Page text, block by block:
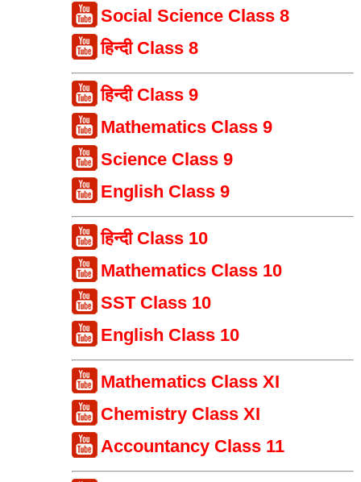
Social Science Class 8
हिन्दी Class 8
हिन्दी Class 9
Mathematics Class 9
Science Class 9
English Class 9
हिन्दी Class 10
Mathematics Class 10
SST Class 10
English Class 10
Mathematics Class XI
Chemistry Class XI
Accountancy Class 11